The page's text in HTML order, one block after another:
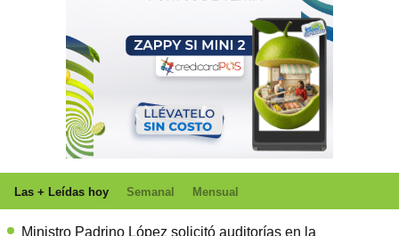
Las + Leídas hoy Semanal Mensual
Ministro Padrino López solicitó auditorías en la